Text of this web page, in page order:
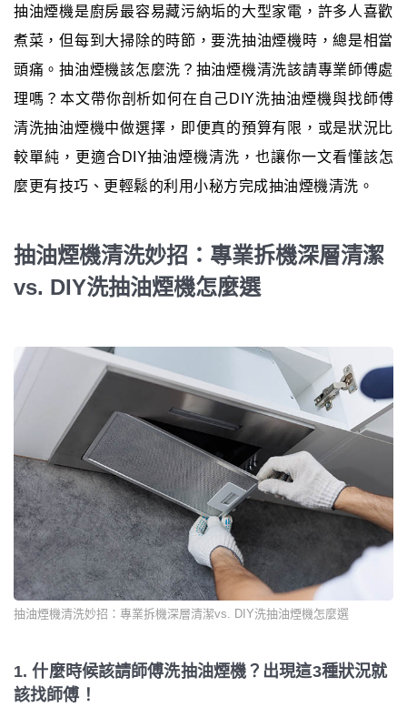
抽油煙機是廚房最容易藏污納垢的大型家電，許多人喜歡
煮菜，但每到大掃除的時節，要洗抽油煙機時，總是相當
頭痛。抽油煙機該怎麼洗？抽油煙機清洗該請專業師傅處
理嗎？本文帶你剖析如何在自己DIY洗抽油煙機與找師傅
清洗抽油煙機中做選擇，即便真的預算有限，或是狀況比
較單純，更適合DIY抽油煙機清洗，也讓你一文看懂該怎
麼更有技巧、更輕鬆的利用小秘方完成抽油煙機清洗。
抽油煙機清洗妙招：專業拆機深層清潔
vs. DIY洗抽油煙機怎麼選
抽油煙機清洗妙招：專業拆機深層清潔vs. DIY洗抽油煙機怎麼選
1. 什麼時候該請師傅洗抽油煙機？出現這3種狀況就
該找師傅！